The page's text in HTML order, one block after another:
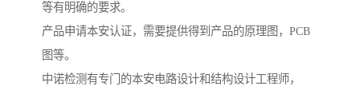
等有明确的要求。
产品申请本安认证，需要提供得到产品的原理图，PCB
图等。
中诺检测有专门的本安电路设计和结构设计工程师，